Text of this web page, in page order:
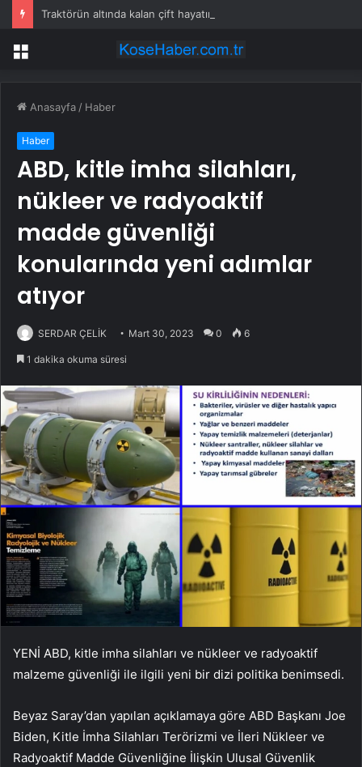
Traktörün altında kalan çift hayatını kaybetti
Menü
Anasayfa / Haber
Haber
ABD, kitle imha silahları,
nükleer ve radyoaktif
madde güvenliği
konularında yeni adımlar
atıyor
SERDAR ÇELİK Mart 30, 2023 0 6
1 dakika okuma süresi
YENİ ABD, kitle imha silahları ve nükleer ve radyoaktif
malzeme güvenliği ile ilgili yeni bir dizi politika benimsedi.
Beyaz Saray’dan yapılan açıklamaya göre ABD Başkanı Joe
Biden, Kitle İmha Silahları Terörizmi ve İleri Nükleer ve
Radyoaktif Madde Güvenliğine İlişkin Ulusal Güvenlik